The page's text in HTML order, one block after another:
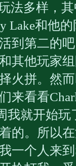
法多样，
Lake和他
到第二的
其他玩家
火拼。然
来看看
我就开始
的。所以
一个人来